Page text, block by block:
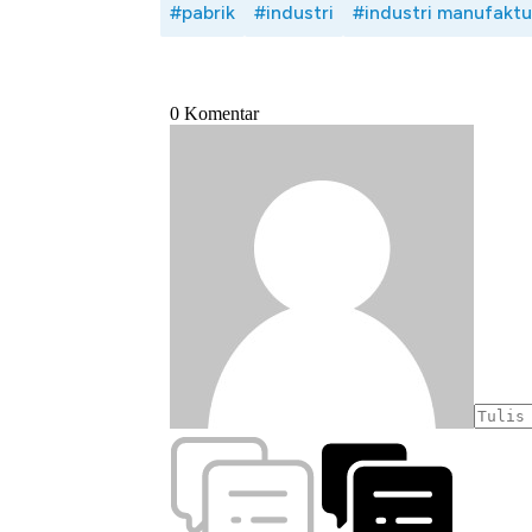
#pabrik #industri #industri